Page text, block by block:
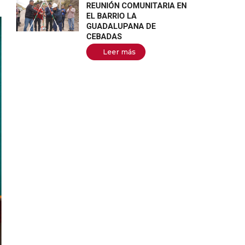
REUNIÓN COMUNITARIA EN
EL BARRIO LA
GUADALUPANA DE
CEBADAS
Leer más